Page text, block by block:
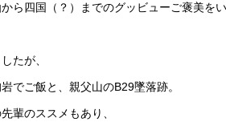
ら四国（？）までのグッビューご褒美を
たが、
でご飯と、親父山のB29墜落跡。
輩のススメもあり、